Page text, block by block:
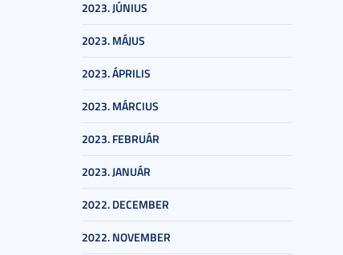
2023. JÚNIUS
2023. MÁJUS
2023. ÁPRILIS
2023. MÁRCIUS
2023. FEBRUÁR
2023. JANUÁR
2022. DECEMBER
2022. NOVEMBER